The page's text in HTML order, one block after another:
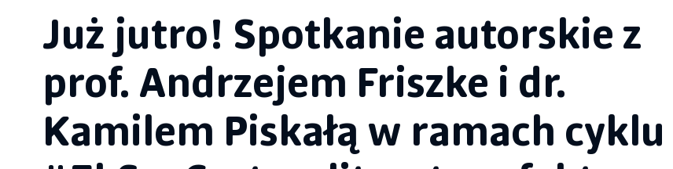
Już jutro! Spotkanie autorskie z
prof. Andrzejem Friszke i dr.
Kamilem Piskałą w ramach cyklu